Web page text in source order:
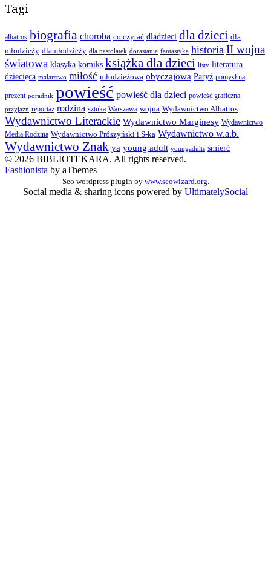
Tagi
albatros biografia choroba co czytać dladzieci dla dzieci dla
młodzieży dlamłodzieży dla nastolatek dorastanie fantastyka historia II wojna
światowa klasyka komiks książka dla dzieci listy literatura
dziecięca malarstwo miłość młodzieżowa obyczajowa Paryż pomysł na
prezent poradnik powieść powieść dla dzieci powieść graficzna
przyjaźń reportaż rodzina sztuka Warszawa wojna Wydawnictwo Albatros
Wydawnictwo Literackie Wydawnictwo Marginesy Wydawnictwo
Media Rodzina Wydawnictwo Prószyński i S-ka Wydawnictwo w.a.b.
Wydawnictwo Znak ya young adult youngadults śmierć
© 2026 BIBLIOTEKARA. All rights reserved.
Fashionista by aThemes
Seo wordpress plugin by www.seowizard.org
Social media & sharing icons powered by UltimatelySocial